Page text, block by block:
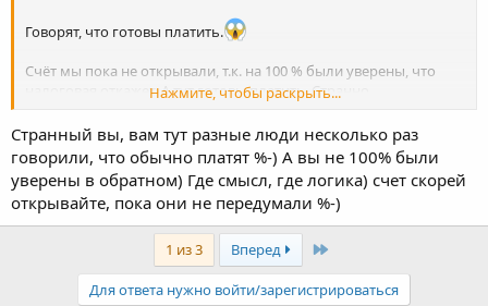
Говорят, что готовы платить.
Счёт мы пока не открывали, т.к. на 100 % были уверены, что
налоговая откажет. А тут готовы платить. Странно.
Сейчас срочно открываем счёт.
Нажмите, чтобы раскрыть...
Странный вы, вам тут разные люди несколько раз
говорили, что обычно платят %-) А вы не 100% были
уверены в обратном) Где смысл, где логика) счет скорей
открывайте, пока они не передумали %-)
1 из 3 Вперед Последняя
Для ответа нужно войти/зарегистрироваться